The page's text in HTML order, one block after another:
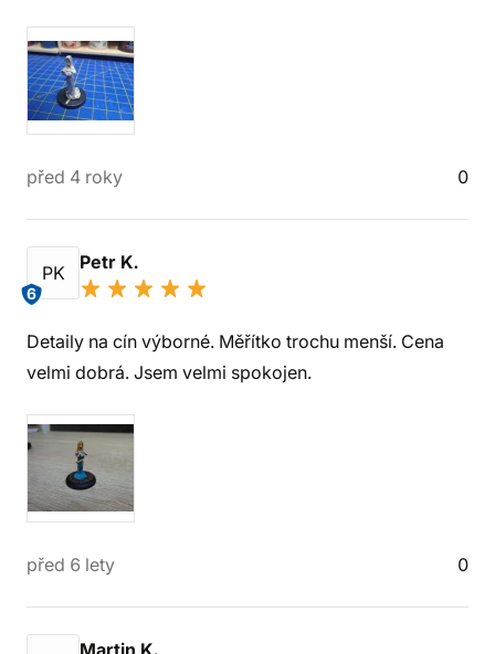
před 4 roky 0
PK
6
Petr K.
Detaily na cín výborné. Měřítko trochu menší. Cena
velmi dobrá. Jsem velmi spokojen.
před 6 lety 0
Martin K.